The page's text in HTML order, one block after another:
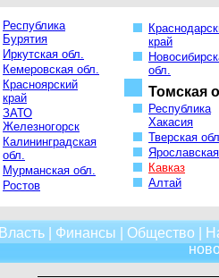
Республика
Бурятия
Иркутская обл.
Кемеровская обл.
Красноярский
край
ЗАТО
Железногорск
Калининградская
обл.
Мурманская обл.
Ростов
край
обл.
Томская
Республика
Хакасия
Тверская
Кавказ
Алтай
Власть| Финансы Общество